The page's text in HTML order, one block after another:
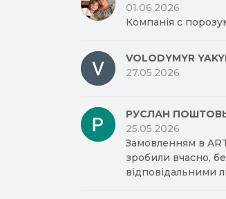
01.06.2026
Компанія с
VOLODYMYR
27.05.2026
РУСЛАН
25.05.2026
Замовленням в
зробили вчасно,
відповідальними